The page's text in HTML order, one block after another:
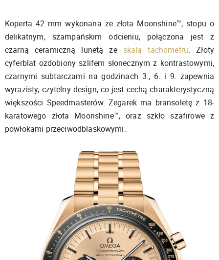
Koperta 42 mm wykonana ze złota Moonshine™, stopu o
delikatnym, szampańskim odcieniu, połączona jest z
czarną ceramiczną lunetą ze skalą tachometru. Złoty
cyferblat ozdobiony szlifem słonecznym z kontrastowymi,
czarnymi subtarczami na godzinach 3., 6. i 9. zapewnia
wyrazisty, czytelny design, co jest cechą charakterystyczną
większości Speedmasterów. Zegarek ma bransoletę z 18-
karatowego złota Moonshine™, oraz szkło szafirowe z
powłokami przeciwodblaskowymi.